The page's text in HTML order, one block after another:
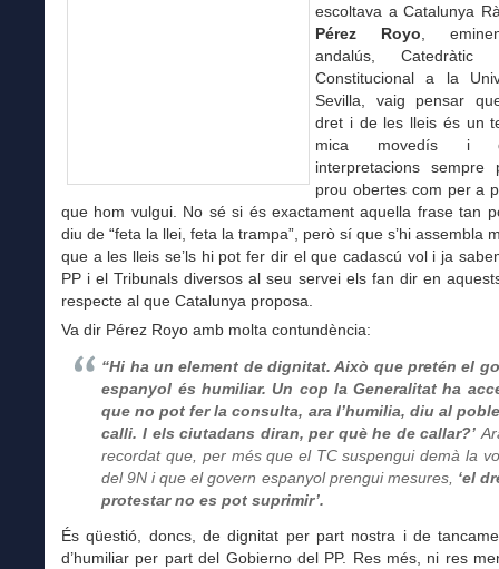
escoltava a Catalunya
Pérez Royo,
andalús,
Constitucional a la
Sevilla, vaig pensar
dret i de les lleis és un
mica movedís i
interpretacions sempre
prou obertes com per a
que hom vulgui. No sé si és exactament aquella frase tan
diu de “feta la llei, feta la trampa”, però sí que s’hi assembla
que a les lleis se’ls hi pot fer dir el que cadascú vol i ja
PP i el Tribunals diversos al seu servei els fan dir en
respecte al que Catalunya proposa.
Va dir Pérez Royo amb molta contundència:
“Hi ha un element de dignitat. Això que pretén el
espanyol és humiliar. Un cop la Generalitat ha
que no pot fer la consulta, ara l’humilia, diu al
calli. I els ciutadans diran, per què he de callar?’
recordat que, per més que el TC suspengui demà la
del 9N i que el govern espanyol prengui mesures, ‘el
protestar no es pot suprimir’.
És qüestió, doncs, de dignitat per part nostra i de
d’humiliar per part del Gobierno del PP. Res més, ni res